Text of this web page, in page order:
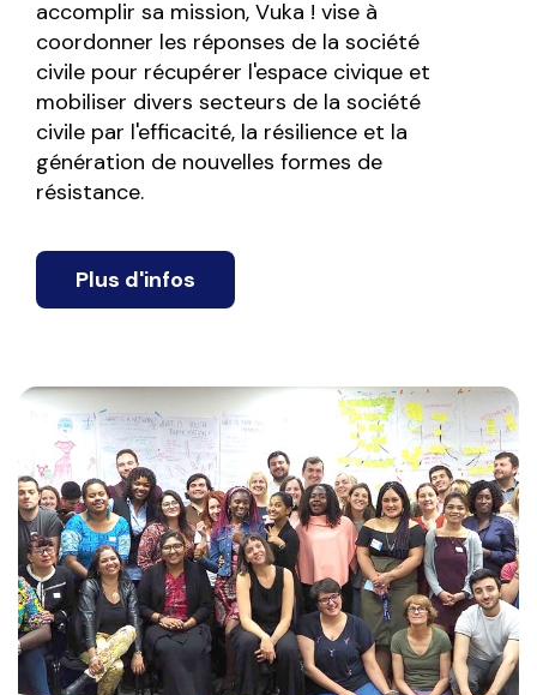
accomplir sa mission, Vuka ! vise à
coordonner les réponses de la société
civile pour récupérer l'espace civique et
mobiliser divers secteurs de la société
civile par l'efficacité, la résilience et la
génération de nouvelles formes de
résistance.
Plus d'infos